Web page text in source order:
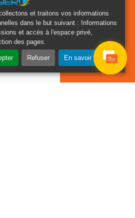
et traitons vos informations
dans le but suivant :
Informations
et accès à l'espace privé,
des pages
Refuser En savoir plus
de